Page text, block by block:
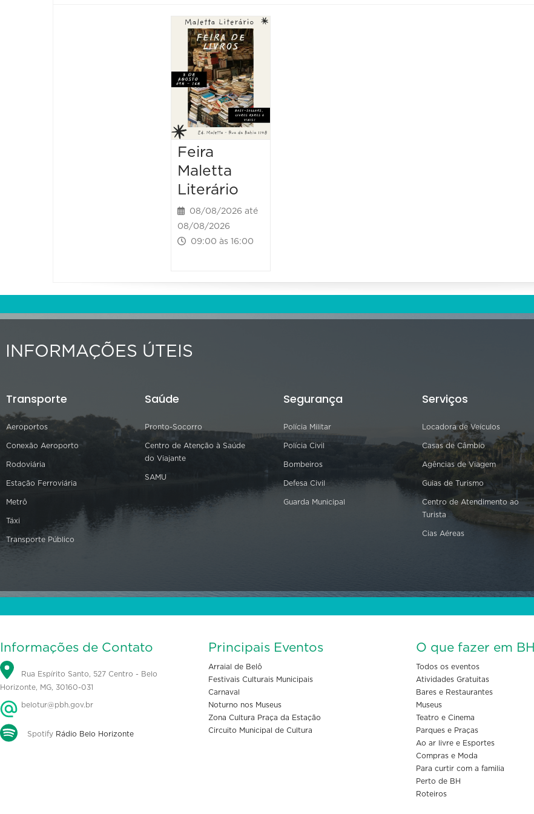
Feira
Maletta
Literário
08/08/2026 até
08/08/2026
09:00 às 16:00
INFORMAÇÕES ÚTEIS
Transporte
Aeroportos
Conexão Aeroporto
Rodoviária
Estação Ferroviária
Metrô
Táxi
Transporte Público
Saúde
Pronto-Socorro
Centro de Atenção à Saúde
do Viajante
SAMU
Segurança
Polícia Militar
Polícia Civil
Bombeiros
Defesa Civil
Guarda Municipal
Serviços
Locadora de Veículos
Casas de Câmbio
Agências de Viagem
Guias de Turismo
Centro de Atendimento ao
Turista
Cias Aéreas
Informações de Contato
Rua Espírito Santo, 527 Centro - Belo
Horizonte, MG, 30160-031
belotur@pbh.gov.br
Spotify Rádio Belo Horizonte
Principais Eventos
Arraial de Belô
Festivais Culturais Municipais
Carnaval
Noturno nos Museus
Zona Cultura Praça da Estação
Circuito Municipal de Cultura
O que fazer em BH
Todos os eventos
Atividades Gratuitas
Bares e Restaurantes
Museus
Teatro e Cinema
Parques e Praças
Ao ar livre e Esportes
Compras e Moda
Para curtir com a familia
Perto de BH
Roteiros